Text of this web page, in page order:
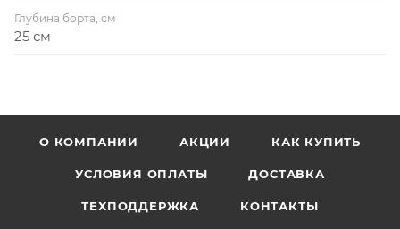
Глубина борта, см
25 см
О КОМПАНИИ АКЦИИ КАК КУПИТЬ
УСЛОВИЯ ОПЛАТЫ ДОСТАВКА
ТЕХПОДДЕРЖКА КОНТАКТЫ